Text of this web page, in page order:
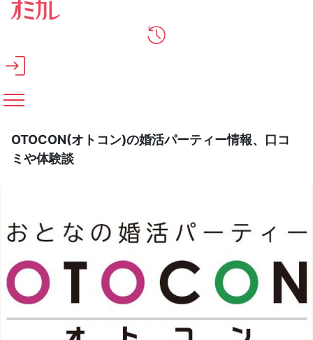
メインコンテンツへスキップ
OTOCON(オトコン)の婚活パーティー情報、口コ
ミや体験談